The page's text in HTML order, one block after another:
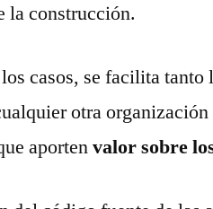
la construcción.
casos, se facilita
otra
aportenvalor sobre